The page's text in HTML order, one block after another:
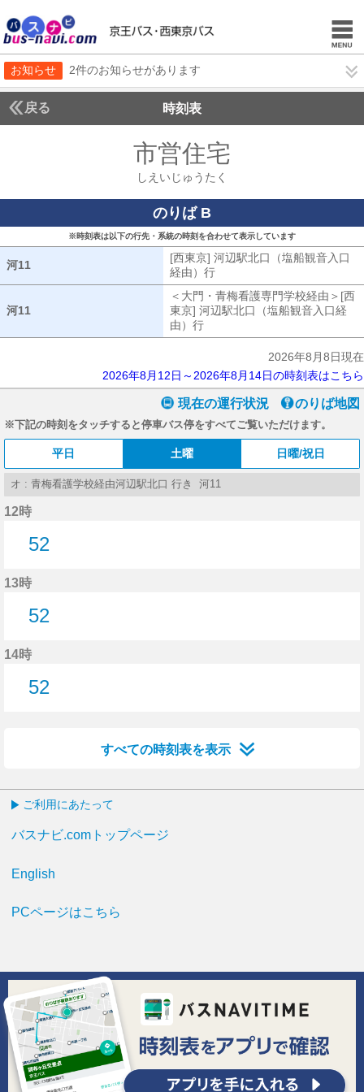
お知らせ 2件のお知らせがあります
戻る 時刻表
市営住宅
しえいじゅうたく
のりば B
※時刻表は以下の行先・系統の時刻を合わせて表示しています
河11
[西東京] 河辺駅北口（塩船観音入口
経由）行
河11
＜大門・青梅看護専門学校経由＞[西
東京] 河辺駅北口（塩船観音入口経
由）行
2026年8月8日現在
2026年8月12日～2026年8月14日の時刻表はこちら
現在の運行状況 のりば地図
※下記の時刻をタッチすると停車バス停をすべてご覧いただけます。
平日 土曜 日曜/祝日
オ : 青梅看護学校経由河辺駅北口 行き 河11
12時
52
13時
52
14時
52
すべての時刻表を表示
ご利用にあたって
バスナビ.comトップページ
English
PCページはこちら